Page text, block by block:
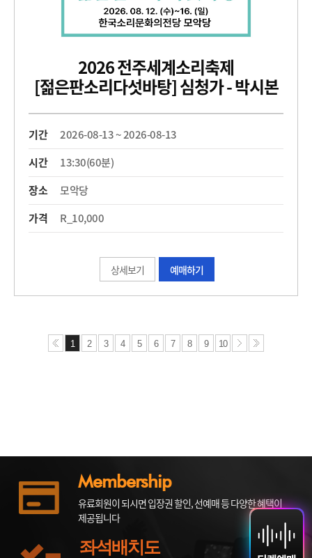
2026 전주세계소리축제
[젊은판소리다섯바탕] 심청가 - 박시본
기간
2026-08-13 ~ 2026-08-13
시간
13:30(60분)
장소
모악당
가격
R_10,000
상세보기 예매하기
1 2 3 4 5 6 7 8 9 10
Membership
유료회원이 되시면 입장권 할인, 선예매 등 다양한 혜택이
제공됩니다
좌석배치도